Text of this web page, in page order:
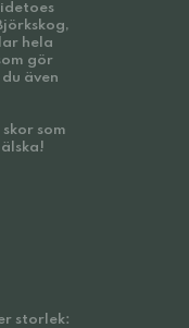
hela
gör
även
som
storlek: